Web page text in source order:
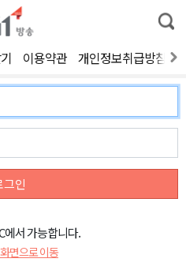
통
합
색
이용약관 개인정보취급방침
그인
에서 가능합니다.
면으로 이동